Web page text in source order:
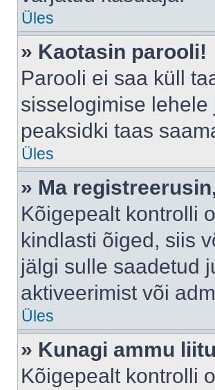
Üles
» Kaotasin parooli!
Parooli ei saa küll
sisselogimise
peaksidki taas
Üles
» Ma
Kõigepealt kontrolli
kindlasti õiged, siis
jälgi sulle saadetud
aktiveerimist või
Üles
» Kunagi ammu
Kõigepealt kontrolli